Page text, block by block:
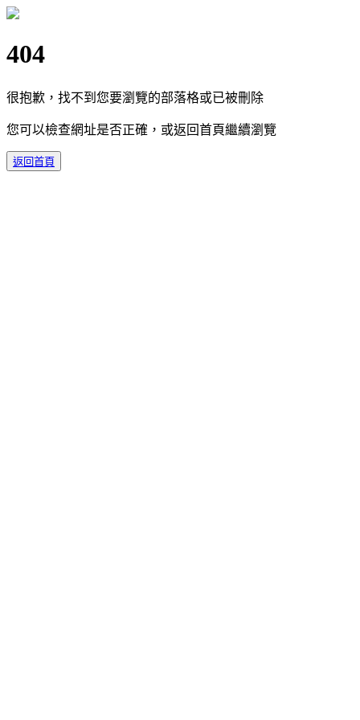
404
很抱歉，找不到您要瀏覽的部落格或已被刪除
您可以檢查網址是否正確，或返回首頁繼續瀏覽
返回首頁